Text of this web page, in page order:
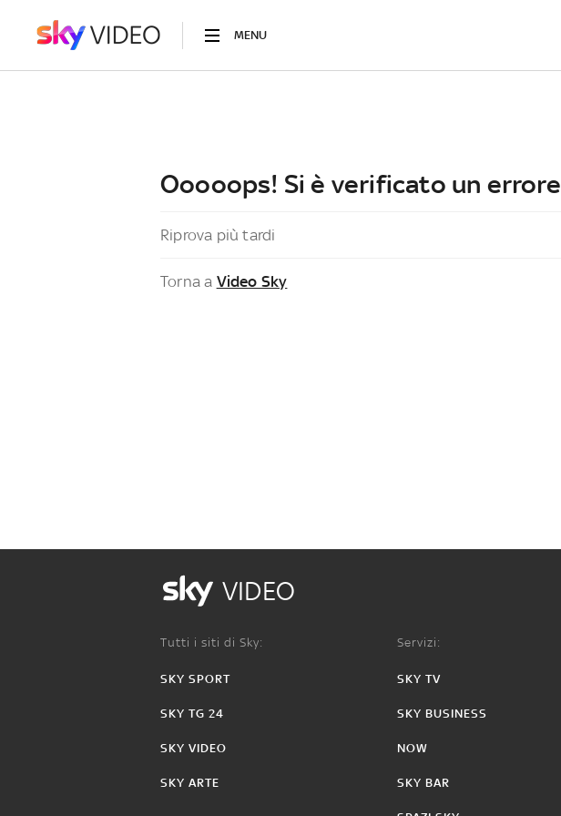
MENU
Ooooops! Si è verificato un errore
Riprova più tardi
Torna a Video Sky
VIDEO
Tutti i siti di Sky:
SKY SPORT
SKY TG 24
SKY VIDEO
SKY ARTE
Servizi:
SKY TV
SKY BUSINESS
NOW
SKY BAR